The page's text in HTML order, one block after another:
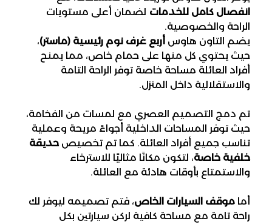
انفصال كامل للخدمات لضمان أعلى مستويات
الراحة والخصوصية.
يضم التاون هاوس أربع غرف نوم رئيسية (ماستر)،
حيث يحتوي كل منها على حمام خاص، مما يمنح
أفراد العائلة مساحة خاصة توفر الراحة التامة
والاستقلالية داخل المنزل.
تم دمج التصميم العصري مع لمسات من الفخامة،
حيث توفر المساحات الداخلية أجواءً مريحة وعملية
تناسب جميع أفراد العائلة. كما تم تخصيص حديقة
خلفية خاصة، لتكون مكانًا مثاليًا للاسترخاء
والاستمتاع بأوقات هادئة مع العائلة.
أما موقف السيارات الخاص، فتم تصميمه ليوفر لك
راحة تامة مع مساحة كافية لركن سيارتين بكل